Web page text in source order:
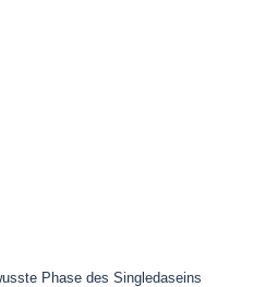
Phase des Singledaseins